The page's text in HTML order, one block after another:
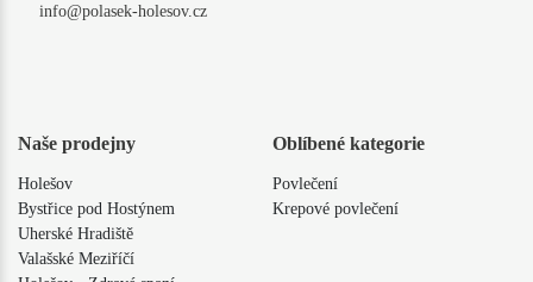
info@polasek-holesov.cz
Naše prodejny
Holešov
Bystřice pod Hostýnem
Uherské Hradiště
Valašské Meziříčí
Oblíbené kategorie
Povlečení
Krepové povlečení